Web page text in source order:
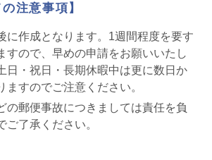
注意事項】
に作成となります。1週間程度を要す
すので、早めの申請をお願いいたし
日・祝日・長期休暇中は更に数日か
ますのでご注意ください。
の郵便事故につきましては責任を負
ご了承ください。